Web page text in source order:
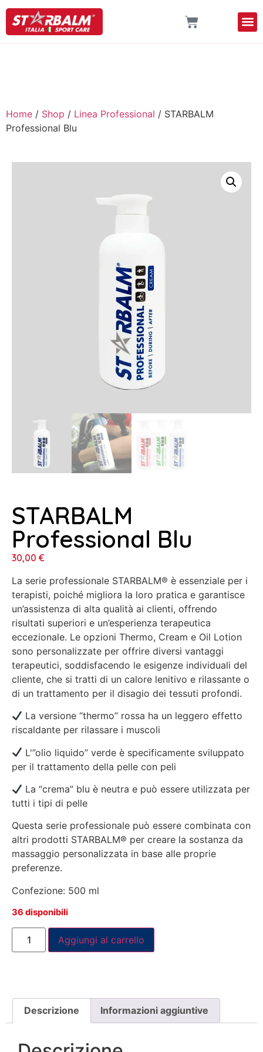
Home / Shop / Linea Professional / STARBALM
Professional Blu
STARBALM
Professional Blu
30,00 €
La serie professionale STARBALM® è essenziale per i
terapisti, poiché migliora la loro pratica e garantisce
un’assistenza di alta qualità ai clienti, offrendo
risultati superiori e un’esperienza terapeutica
eccezionale. Le opzioni Thermo, Cream e Oil Lotion
sono personalizzate per offrire diversi vantaggi
terapeutici, soddisfacendo le esigenze individuali del
cliente, che si tratti di un calore lenitivo e rilassante o
di un trattamento per il disagio dei tessuti profondi.
La versione “thermo” rossa ha un leggero effetto
riscaldante per rilassare i muscoli
L'”olio liquido” verde è specificamente sviluppato
per il trattamento della pelle con peli
La “crema” blu è neutra e può essere utilizzata per
tutti i tipi di pelle
Questa serie professionale può essere combinata con
altri prodotti STARBALM® per creare la sostanza da
massaggio personalizzata in base alle proprie
preferenze.
Confezione: 500 ml
36 disponibili
Aggiungi al carrello
Descrizione Informazioni aggiuntive